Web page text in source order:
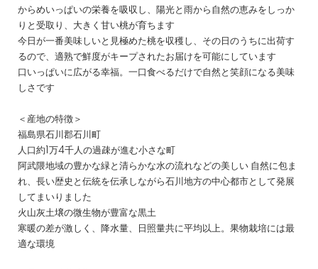
からめいっぱいの栄養を吸収し、陽光と雨から自然の恵みをしっか
りと受取り、大きく甘い桃が育ちます
今日が一番美味しいと見極めた桃を収穫し、その日のうちに出荷す
るので、適熟で鮮度がキープされたお届けを可能にしています
口いっぱいに広がる幸福。一口食べるだけで自然と笑顔になる美味
しさです
＜産地の特徴＞
福島県石川郡石川町
人口約1万4千人の過疎が進む小さな町
阿武隈地域の豊かな緑と清らかな水の流れなどの美しい 自然に包ま
れ、長い歴史と伝統を伝承しながら石川地方の中心都市として発展
してまいりました
火山灰土壌の微生物が豊富な黒土
寒暖の差が激しく、降水量、日照量共に平均以上。果物栽培には最
適な環境